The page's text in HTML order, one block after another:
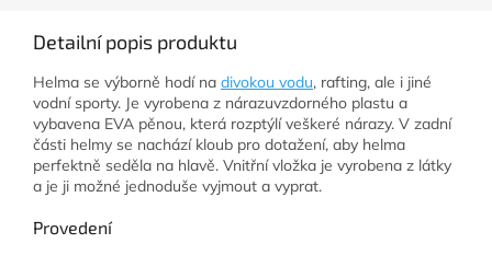
Detailní popis produktu
Helma se výborně hodí na divokou vodu, rafting, ale i jiné
vodní sporty. Je vyrobena z nárazuvzdorného plastu a
vybavena EVA pěnou, která rozptýlí veškeré nárazy. V zadní
části helmy se nachází kloub pro dotažení, aby helma
perfektně seděla na hlavě. Vnitřní vložka je vyrobena z látky
a je ji možné jednoduše vyjmout a vyprat.
Provedení